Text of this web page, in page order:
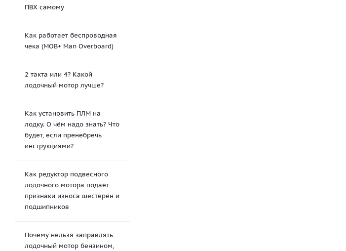
ПВХ самому
Как работает беспроводная
чека (MOB+ Man Overboard)
2 такта или 4? Какой
лодочный мотор лучше?
Как установить ПЛМ на
лодку. О чём надо знать? Что
будет, если пренебречь
инструкциями?
Как редуктор подвесного
лодочного мотора подаёт
признаки износа шестерён и
подшипников
Почему нельзя заправлять
лодочный мотор бензином,